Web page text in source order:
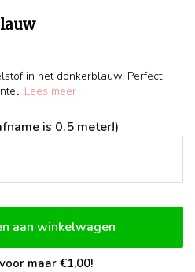
in het donkerblauw. Perfect
Lees meer
is 0.5 meter!)
aan winkelwagen
maar €1,00!